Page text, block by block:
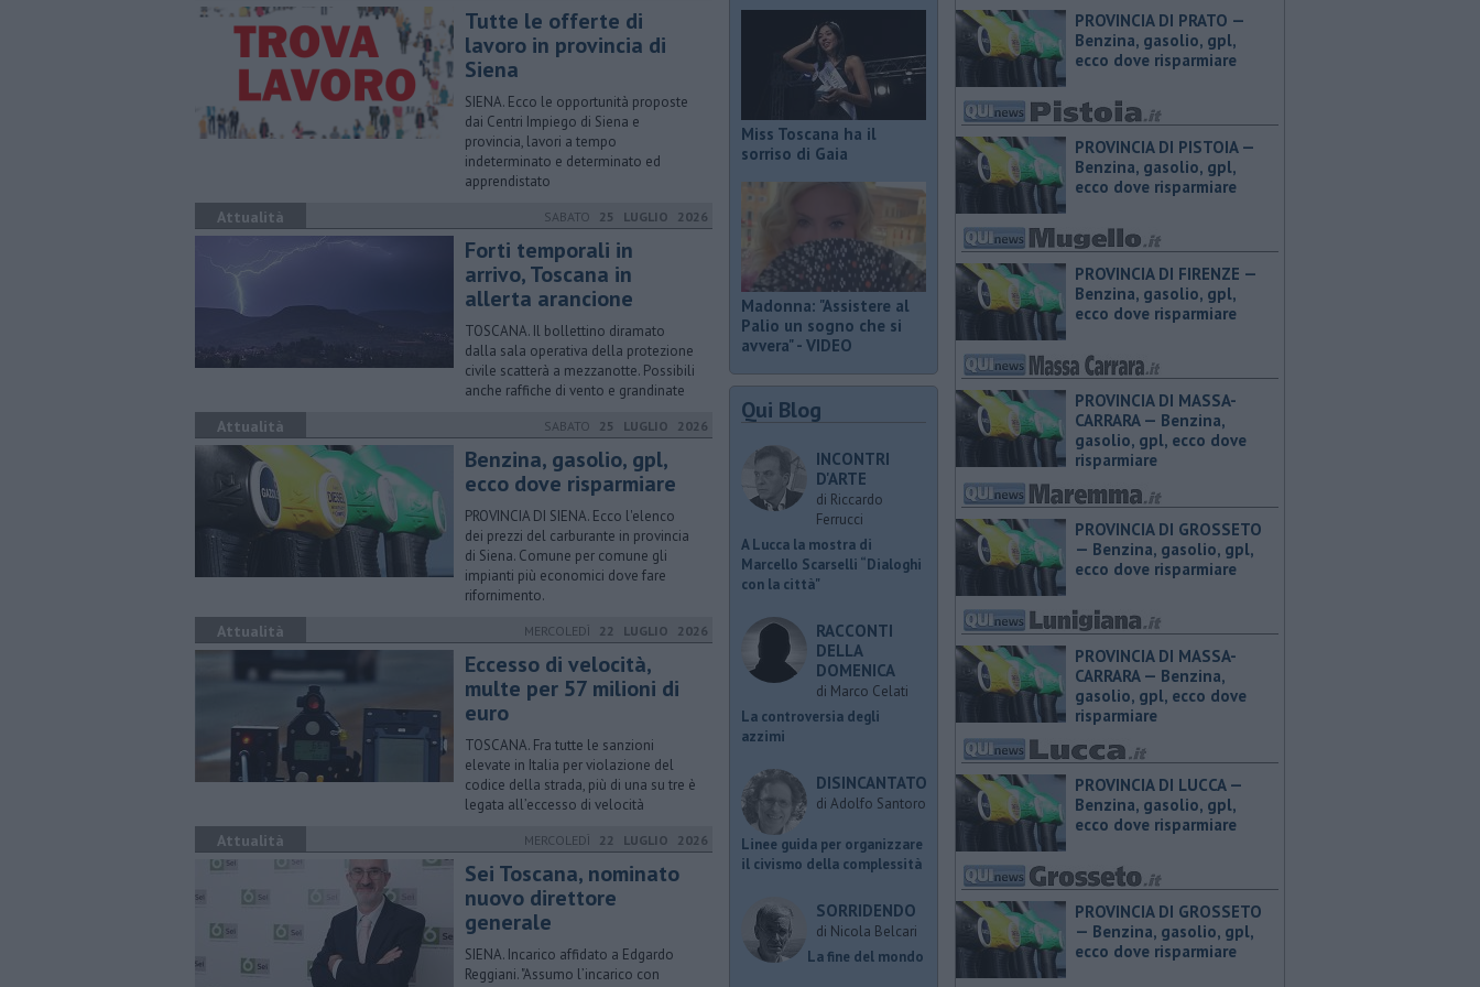
​Tutte le offerte di
lavoro in provincia di
Siena
SIENA. Ecco le opportunità proposte
dai Centri Impiego di Siena e
provincia, lavori a tempo
indeterminato e determinato ed
apprendistato
Attualità SABATO 25 LUGLIO 2026
Forti temporali in
arrivo, Toscana in
allerta arancione
TOSCANA. Il bollettino diramato
dalla sala operativa della protezione
civile scatterà a mezzanotte. Possibili
anche raffiche di vento e grandinate
Attualità SABATO 25 LUGLIO 2026
​Benzina, gasolio, gpl,
ecco dove risparmiare
PROVINCIA DI SIENA. Ecco l'elenco
dei prezzi del carburante in provincia
di Siena. Comune per comune gli
impianti più economici dove fare
rifornimento.
Attualità MERCOLEDÌ 22 LUGLIO 2026
Eccesso di velocità,
multe per 57 milioni di
euro
TOSCANA. Fra tutte le sanzioni
elevate in Italia per violazione del
codice della strada, più di una su tre è
legata all’eccesso di velocità
Attualità MERCOLEDÌ 22 LUGLIO 2026
Sei Toscana, nominato
nuovo direttore
generale
SIENA. Incarico affidato a Edgardo
Reggiani. "Assumo l’incarico con
Miss Toscana ha il
sorriso di Gaia
Madonna: "Assistere al
Palio un sogno che si
avvera" - VIDEO
Qui Blog
INCONTRI
D'ARTE
di Riccardo
Ferrucci
A Lucca la mostra di
Marcello Scarselli “Dialoghi
con la città"
RACCONTI
DELLA
DOMENICA
di Marco Celati
La controversia degli
azzimi
DISINCANTATO
di Adolfo Santoro
​Linee guida per organizzare
il civismo della complessità
SORRIDENDO
di Nicola Belcari
La fine del mondo
PROVINCIA DI PRATO — ​
Benzina, gasolio, gpl,
ecco dove risparmiare
PROVINCIA DI PISTOIA — ​
Benzina, gasolio, gpl,
ecco dove risparmiare
PROVINCIA DI FIRENZE — ​
Benzina, gasolio, gpl,
ecco dove risparmiare
PROVINCIA DI MASSA-
CARRARA — ​Benzina,
gasolio, gpl, ecco dove
risparmiare
PROVINCIA DI GROSSETO
— ​Benzina, gasolio, gpl,
ecco dove risparmiare
PROVINCIA DI MASSA-
CARRARA — ​Benzina,
gasolio, gpl, ecco dove
risparmiare
PROVINCIA DI LUCCA — ​
Benzina, gasolio, gpl,
ecco dove risparmiare
PROVINCIA DI GROSSETO
— ​Benzina, gasolio, gpl,
ecco dove risparmiare